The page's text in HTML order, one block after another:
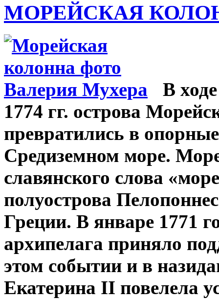
МОРЕЙСКАЯ
В
1774 гг. острова
превратились в
Средиземном море.
славянского слова
полуострова
Греции. В январе 1771
архипелага приняло
этом событии и в
Екатерина II повелела